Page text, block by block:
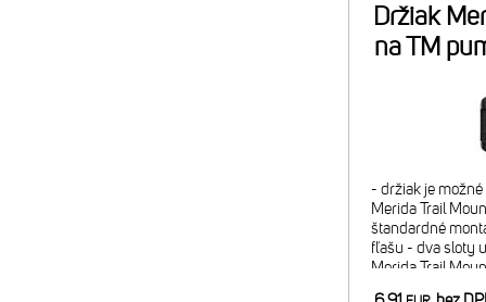
Držiak
na TM
- držiak je
Merida Trail
štandardné
fľašu - dva sloty
Merida Trail